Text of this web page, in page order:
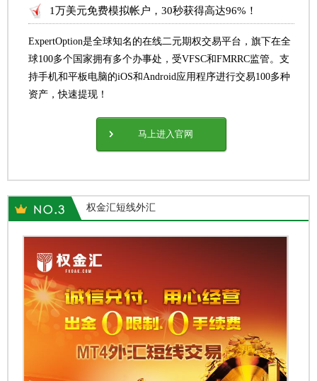
1万美元免费模拟帐户，30秒获得高达96%！
ExpertOption是全球知名的在线二元期权交易平台，旗下在全
球100多个国家拥有多个办事处，受VFSC和FMRRC监管。支
持手机和平板电脑的iOS和Android应用程序进行交易100多种
资产，快速提现！
马上进入官网
权金汇短线外汇